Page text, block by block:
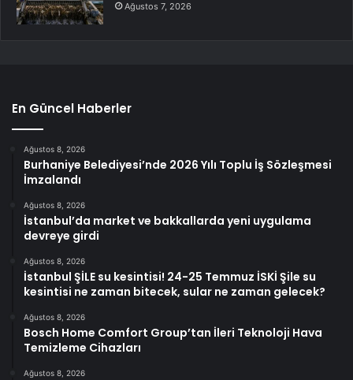
Ağustos 7, 2026
En Güncel Haberler
Ağustos 8, 2026
Burhaniye Belediyesi’nde 2026 Yılı Toplu İş Sözleşmesi
İmzalandı
Ağustos 8, 2026
İstanbul’da market ve bakkallarda yeni uygulama
devreye girdi
Ağustos 8, 2026
İstanbul ŞİLE su kesintisi! 24-25 Temmuz İSKİ Şile su
kesintisi ne zaman bitecek, sular ne zaman gelecek?
Ağustos 8, 2026
Bosch Home Comfort Group’tan İleri Teknoloji Hava
Temizleme Cihazları
Ağustos 8, 2026